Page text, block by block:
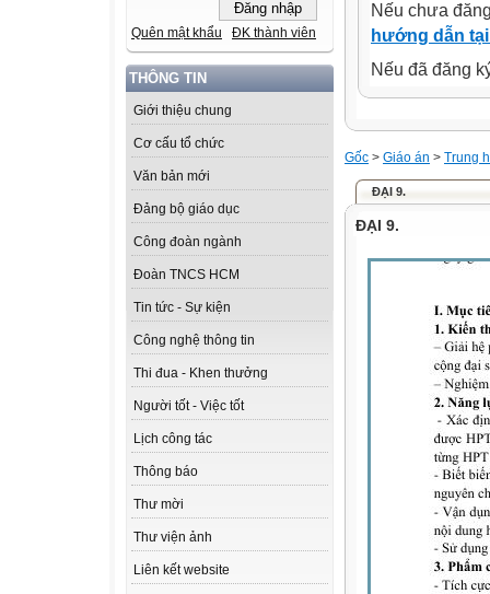
Quên mật khẩu ĐK thành viên
THÔNG TIN
Giới thiệu chung
Cơ cấu tổ chức
Văn bản mới
Đảng bộ giáo dục
Công đoàn ngành
Đoàn TNCS HCM
Tin tức - Sự kiện
Công nghệ thông tin
Thi đua - Khen thưởng
Người tốt - Việc tốt
Lịch công tác
Thông báo
Thư mời
Thư viện ảnh
Liên kết website
Nếu chưa
hướng dẫn
Nếu đã đăng
Gốc > Giáo án > Trung
ĐẠI 9.
ĐẠI 9.